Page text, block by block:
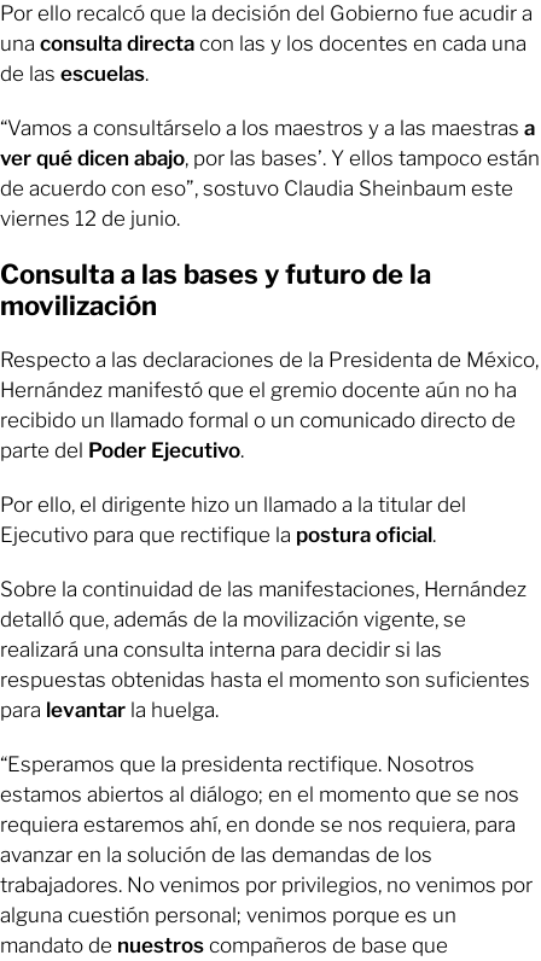
Por ello recalcó que la decisión del Gobierno fue acudir a
una consulta directa con las y los docentes en cada una
de las escuelas.
“Vamos a consultárselo a los maestros y a las maestras a
ver qué dicen abajo, por las bases’. Y ellos tampoco están
de acuerdo con eso”, sostuvo Claudia Sheinbaum este
viernes 12 de junio.
Consulta a las bases y futuro de la
movilización
Respecto a las declaraciones de la Presidenta de México,
Hernández manifestó que el gremio docente aún no ha
recibido un llamado formal o un comunicado directo de
parte del Poder Ejecutivo.
Por ello, el dirigente hizo un llamado a la titular del
Ejecutivo para que rectifique la postura oficial.
Sobre la continuidad de las manifestaciones, Hernández
detalló que, además de la movilización vigente, se
realizará una consulta interna para decidir si las
respuestas obtenidas hasta el momento son suficientes
para levantar la huelga.
“Esperamos que la presidenta rectifique. Nosotros
estamos abiertos al diálogo; en el momento que se nos
requiera estaremos ahí, en donde se nos requiera, para
avanzar en la solución de las demandas de los
trabajadores. No venimos por privilegios, no venimos por
alguna cuestión personal; venimos porque es un
mandato de nuestros compañeros de base que